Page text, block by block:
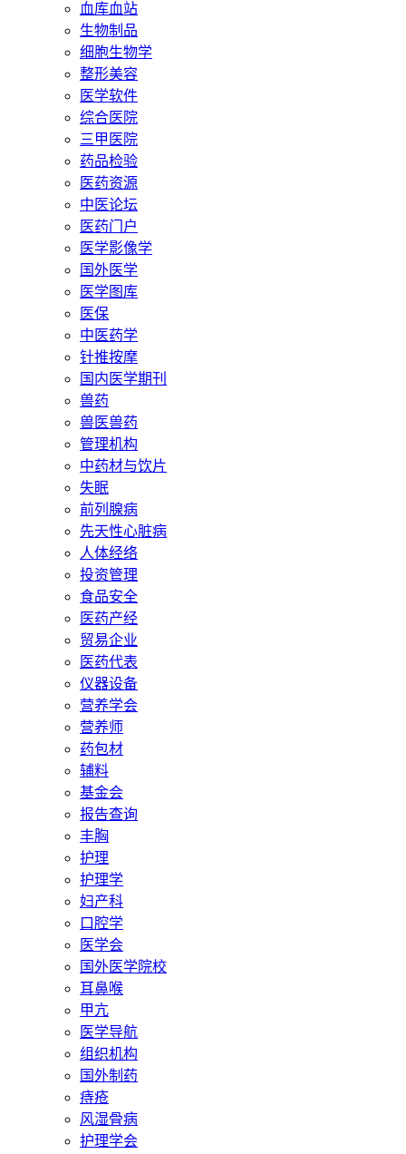
血库血站
生物制品
细胞生物学
整形美容
医学软件
综合医院
三甲医院
药品检验
医药资源
中医论坛
医药门户
医学影像学
国外医学
医学图库
医保
中医药学
针推按摩
国内医学期刊
兽药
兽医兽药
管理机构
中药材与饮片
失眠
前列腺病
先天性心脏病
人体经络
投资管理
食品安全
医药产经
贸易企业
医药代表
仪器设备
营养学会
营养师
药包材
辅料
基金会
报告查询
丰胸
护理
护理学
妇产科
口腔学
医学会
国外医学院校
耳鼻喉
甲亢
医学导航
组织机构
国外制药
痔疮
风湿骨病
护理学会